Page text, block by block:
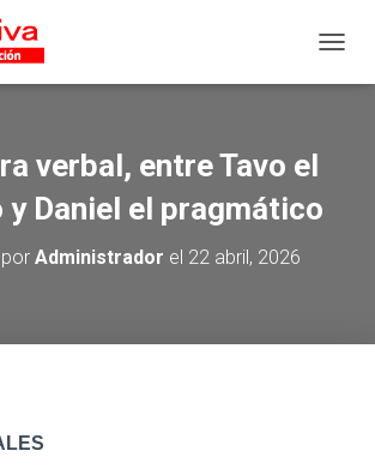
verbal, entre Tavo el
Daniel el pragmático
Administrador el 22 abril, 2026